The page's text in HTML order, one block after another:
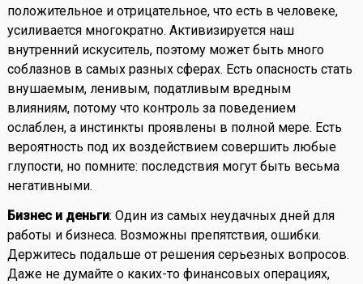
положительное и отрицательное, что есть в человеке,
усиливается многократно. Активизируется наш
внутренний искуситель, поэтому может быть много
соблазнов в самых разных сферах. Есть опасность стать
внушаемым, ленивым, податливым вредным
влияниям, потому что контроль за поведением
ослаблен, а инстинкты проявлены в полной мере. Есть
вероятность под их воздействием совершить любые
глупости, но помните: последствия могут быть весьма
негативными.
Бизнес и деньги: Один из самых неудачных дней для
работы и бизнеса. Возможны препятствия, ошибки.
Держитесь подальше от решения серьезных вопросов.
Даже не думайте о каких-то финансовых операциях,